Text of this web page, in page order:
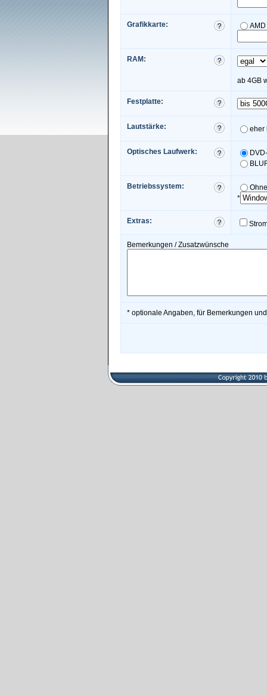
Grafikkarte: AMD
RAM:
ab 4GB
Festplatte:
Lautstärke: eher
Optisches Laufwerk:
Betriebssystem:
*
Extras:
Bemerkungen / Zusatzwünsche
* optionale Angaben, für Bemerkungen